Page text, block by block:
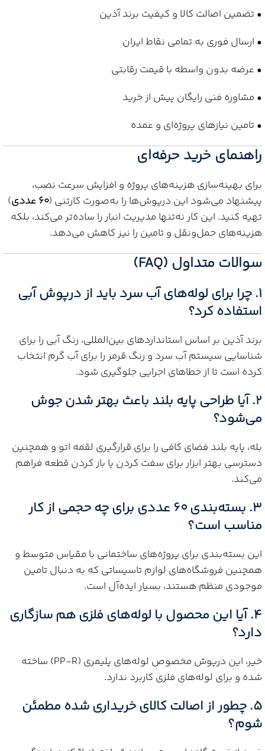
• تضمین اصالت کالا و کیفیت برند آذین
• ارسال فوری به تمامی نقاط ایران
• عرضه بدون واسطه با قیمت رقابتی
• مشاوره فنی رایگان پیش از خرید
• تامین نیازهای پروژه‌ای و عمده
راهنمای خرید حرفه‌ای
برای بهینه‌سازی هزینه‌های پروژه و افزایش سرعت نصب،
پیشنهاد می‌شود این درپوش‌ها را به‌صورت کارتنی (60 عددی
)
تهیه کنید. این کار نه‌تنها مدیریت انبار را ساده‌تر می‌کند، بلکه
هزینه‌های حمل‌ونقل و تامین را نیز کاهش می‌دهد.
سوالات متداول (FAQ)
1. چرا برای لوله‌های آب سرد باید از درپوش آبی
استفاده کرد؟
برند آذین بر اساس استانداردهای بین‌المللی، رنگ آبی را برای
شناسایی سیستم آب سرد و رنگ قرمز را برای آب گرم انتخاب
کرده است تا از خطاهای اجرایی جلوگیری شود.
2. آیا طراحی پایه بلند باعث بهتر شدن جوش
می‌شود؟
بله، پایه بلند فضای کافی را برای قرارگیری لقمه اتو و همچنین
دسترسی بهتر ابزار برای سفت کردن یا باز کردن قطعه فراهم
می‌کند.
3. بسته‌بندی 60 عددی برای چه حجمی از کار
مناسب است؟
این بسته‌بندی برای پروژه‌های ساختمانی با مقیاس متوسط و
همچنین فروشگاه‌های لوازم تاسیساتی که به دنبال تامین
موجودی منظم هستند، بسیار ایده‌آل است.
4. آیا این محصول با لوله‌های فلزی هم سازگاری
دارد؟
خیر، این درپوش مخصوص لوله‌های پلیمری (PP-R) ساخته
شده و برای لوله‌های فلزی کاربرد ندارد.
5. چطور از اصالت کالای خریداری شده مطمئن
شوم؟